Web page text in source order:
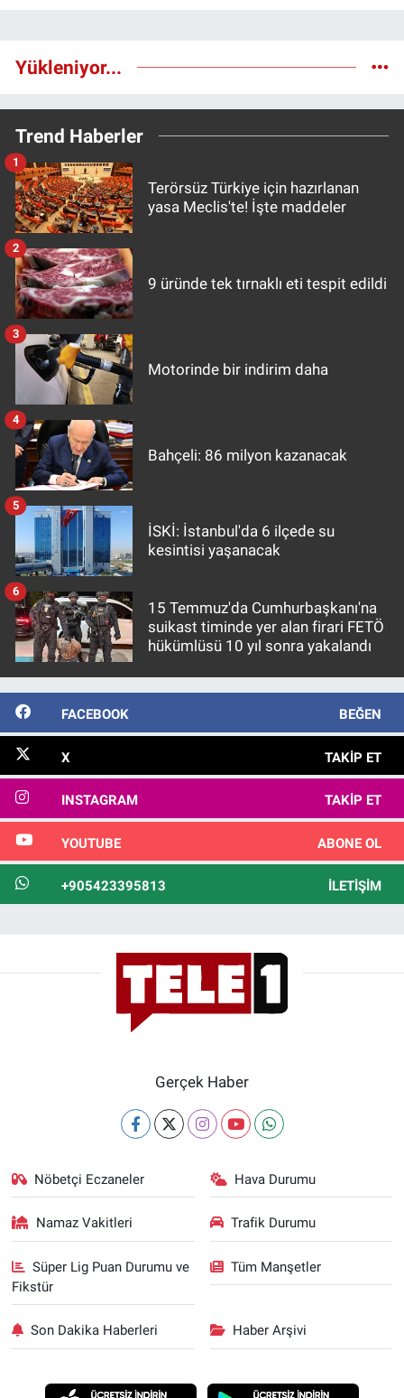
Yükleniyor...
Trend Haberler
Terörsüz Türkiye için hazırlanan
yasa Meclis'te! İşte maddeler
1
9 üründe tek tırnaklı eti tespit edildi
2
Motorinde bir indirim daha
3
Bahçeli: 86 milyon kazanacak
4
İSKİ: İstanbul'da 6 ilçede su
kesintisi yaşanacak
5
15 Temmuz'da Cumhurbaşkanı'na
suikast timinde yer alan firari FETÖ
hükümlüsü 10 yıl sonra yakalandı
6
FACEBOOK BEĞEN
X TAKIP ET
INSTAGRAM TAKIP ET
YOUTUBE ABONE OL
+905423395813 İLETIŞIM
Gerçek Haber
Nöbetçi Eczaneler Hava Durumu
Namaz Vakitleri Trafik Durumu
Süper Lig Puan Durumu ve
Fikstür
Tüm Manşetler
Son Dakika Haberleri Haber Arşivi